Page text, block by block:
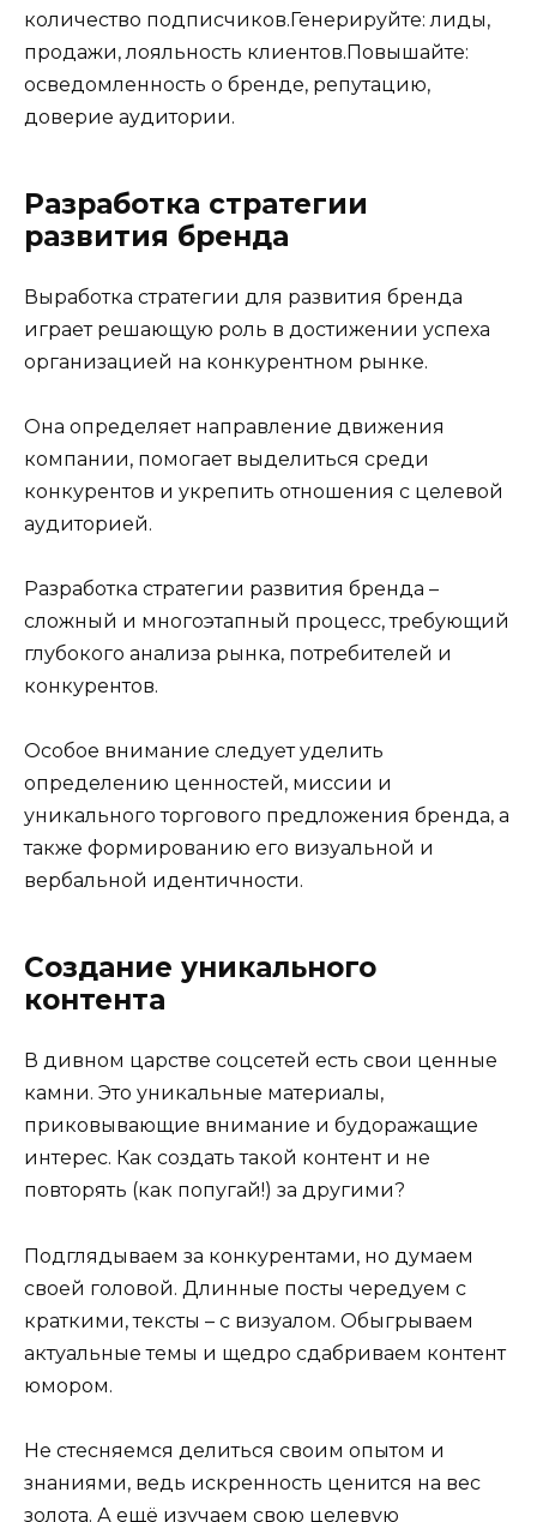
количество подписчиков.Генерируйте: лиды,
продажи, лояльность клиентов.Повышайте:
осведомленность о бренде, репутацию,
доверие аудитории.
Разработка стратегии
развития бренда
Выработка стратегии для развития бренда
играет решающую роль в достижении успеха
организацией на конкурентном рынке.
Она определяет направление движения
компании, помогает выделиться среди
конкурентов и укрепить отношения с целевой
аудиторией.
Разработка стратегии развития бренда –
сложный и многоэтапный процесс, требующий
глубокого анализа рынка, потребителей и
конкурентов.
Особое внимание следует уделить
определению ценностей, миссии и
уникального торгового предложения бренда, а
также формированию его визуальной и
вербальной идентичности.
Создание уникального
контента
В дивном царстве соцсетей есть свои ценные
камни. Это уникальные материалы,
приковывающие внимание и будоражащие
интерес. Как создать такой контент и не
повторять (как попугай!) за другими?
Подглядываем за конкурентами, но думаем
своей головой. Длинные посты чередуем с
краткими, тексты – с визуалом. Обыгрываем
актуальные темы и щедро сдабриваем контент
юмором.
Не стесняемся делиться своим опытом и
знаниями, ведь искренность ценится на вес
золота. А ещё изучаем свою целевую